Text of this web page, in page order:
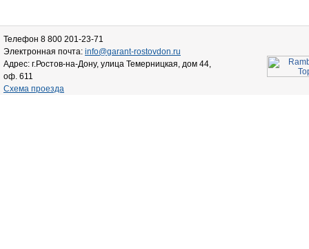
Телефон 8 800 201-23-71
Электронная почта: info@garant-rostovdon.ru
Адрес: г.Ростов-на-Дону, улица Темерницкая, дом 44,
оф. 611
Схема проезда